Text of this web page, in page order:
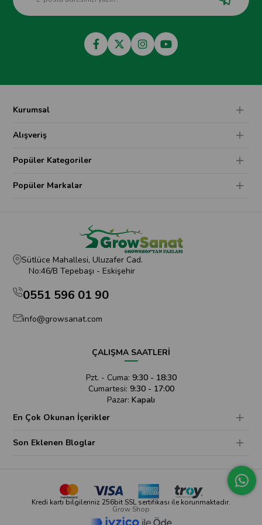
Kurumsal
Alışveriş
Popüler Kategoriler
Popüler Markalar
Sütlüce Mahallesi, Uluzafer Cad.
No:46/B Tepebaşı - Eskişehir
0551 596 01 90
info@growsanat.com
ÇALIŞMA SAATLERİ
Pzt. - Cuma: 9:30 - 18:30
Cumartesi: 9:30 - 17:00
Pazar: Kapalı
En Çok Okunan İçerikler
Son Eklenen Bloglar
Kredi kartı bilgileriniz 256bit SSL sertifikası ile korunmaktadır.
Grow Shop